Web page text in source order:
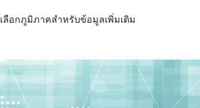
เลือกภูมิภาคสำหรับข้อมูลเพิ่มเติม